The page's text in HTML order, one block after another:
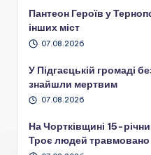
Пантеон Героїв у
інших міст
07.08.2026
У Підгаєцькій громаді
знайшли мертвим
07.08.2026
На Чортківщині 15-
Троє людей травмовано